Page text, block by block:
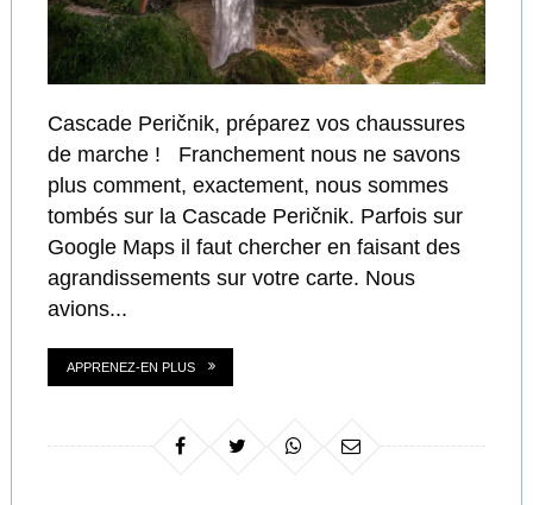
Cascade Peričnik, préparez vos chaussures
de marche ! Franchement nous ne savons
plus comment, exactement, nous sommes
tombés sur la Cascade Peričnik. Parfois sur
Google Maps il faut chercher en faisant des
agrandissements sur votre carte. Nous
avions...
APPRENEZ-EN PLUS